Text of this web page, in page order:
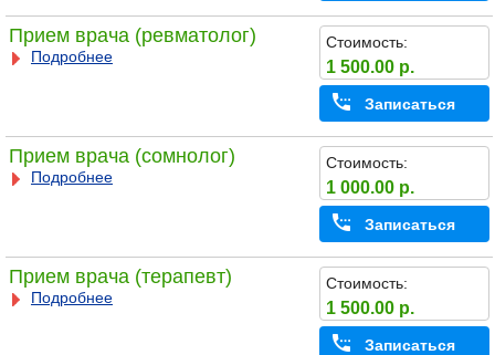
Прием врача (ревматолог)
Подробнее
Стоимость:
1 500.00 р.
Записаться
Прием врача (сомнолог)
Подробнее
Стоимость:
1 000.00 р.
Записаться
Прием врача (терапевт)
Подробнее
Стоимость:
1 500.00 р.
Записаться